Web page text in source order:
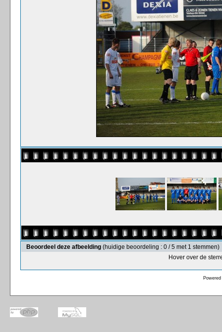
Beoordeel deze afbeelding (huidige beoordeling : 0 / 5 met 1 stemmen)
Hover over de